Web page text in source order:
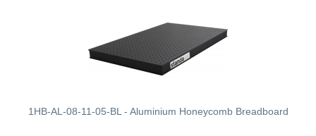
1HB-AL-08-11-05-BL - Aluminium Honeycomb Breadboard